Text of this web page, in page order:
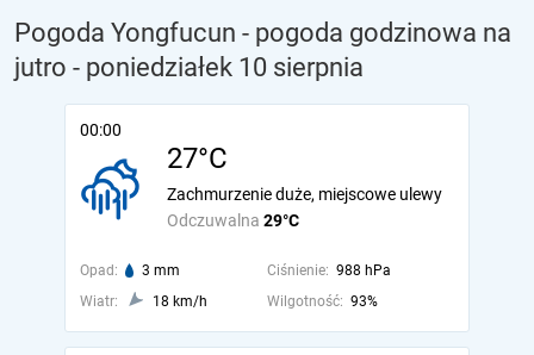
Pogoda Yongfucun - pogoda godzinowa na
jutro - poniedziałek 10 sierpnia
00:00
27°C
Odczuwalna 29°C
Zachmurzenie duże, miejscowe ulewy
Opad: 3 mm Ciśnienie: 988 hPa
Wiatr:
18 km/h Wilgotność: 93%